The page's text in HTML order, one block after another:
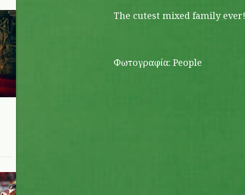
The cutest mixed family ever!
Φωτογραφία: People